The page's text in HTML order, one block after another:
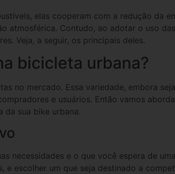
elas cooperam com a redução da
atmosférica. Contudo, ao adotar o uso
Veja, a seguir, os principais deles.
bicicleta urbana?
no mercado. Essa variedade, embora
e usuários. Então vamos
da sua bike urbana.
necessidades e o que você espera de
e escolher um que seja destinado a